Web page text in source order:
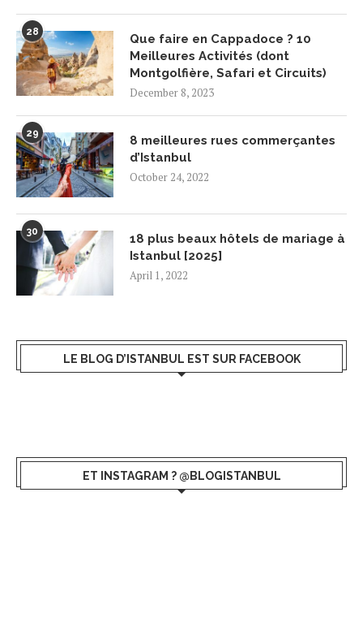
28
Que faire en Cappadoce ? 10
Meilleures Activités (dont
Montgolfière, Safari et Circuits)
December 8, 2023
29
8 meilleures rues commerçantes
d’Istanbul
October 24, 2022
30
18 plus beaux hôtels de mariage à
Istanbul [2025]
April 1, 2022
LE BLOG D’ISTANBUL EST SUR FACEBOOK
ET INSTAGRAM ? @BLOGISTANBUL